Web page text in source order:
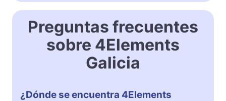
Preguntas frecuentes
sobre 4Elements
Galicia
¿Dónde se encuentra 4Elements